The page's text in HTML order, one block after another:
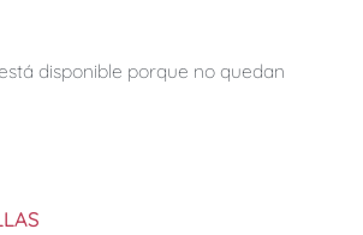
disponible porque no quedan